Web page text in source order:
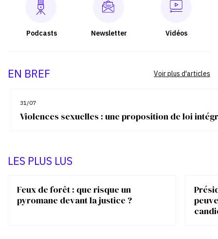
Podcasts Newsletter Vidéos
EN BREF
31/07
Violences sexuelles : une proposition de loi
Voir plus d'articles
LES PLUS LUS
Feux de forêt : que risque un
pyromane devant la justice ?